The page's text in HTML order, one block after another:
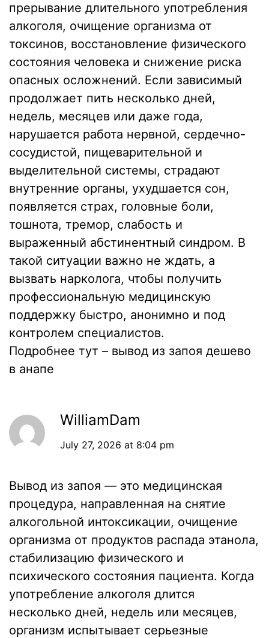
прерывание длительного употребления
алкоголя, очищение организма от
токсинов, восстановление физического
состояния человека и снижение риска
опасных осложнений. Если зависимый
продолжает пить несколько дней,
недель, месяцев или даже года,
нарушается работа нервной, сердечно-
сосудистой, пищеварительной и
выделительной системы, страдают
внутренние органы, ухудшается сон,
появляется страх, головные боли,
тошнота, тремор, слабость и
выраженный абстинентный синдром. В
такой ситуации важно не ждать, а
вызвать нарколога, чтобы получить
профессиональную медицинскую
поддержку быстро, анонимно и под
контролем специалистов.
Подробнее тут – вывод из запоя дешево
в анапе
WilliamDam
July 27, 2026 at 8:04 pm
Вывод из запоя — это медицинская
процедура, направленная на снятие
алкогольной интоксикации, очищение
организма от продуктов распада этанола,
стабилизацию физического и
психического состояния пациента. Когда
употребление алкоголя длится
несколько дней, недель или месяцев,
организм испытывает серьезные